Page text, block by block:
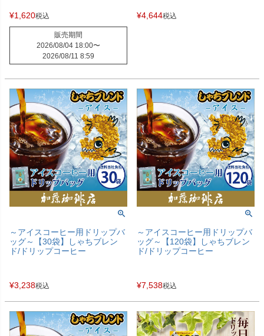
¥1,620税込
販売期間
2026/08/04 18:00〜
2026/08/11 8:59
¥4,644税込
～アイスコーヒー用ドリップバ
ッグ～【30袋】しゃちブレン
ド/ドリップコーヒー
¥3,238税込
～アイスコーヒー用ドリップバ
ッグ～【120袋】しゃちブレン
ド/ドリップコーヒー
¥7,538税込